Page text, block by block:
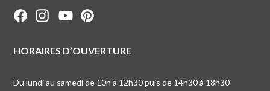
HORAIRES D’OUVERTURE
Du lundi au samedi de 10h à 12h30 puis de 14h30 à 18h30